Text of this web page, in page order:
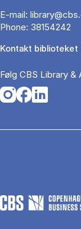
E-mail:
Phone: 38154242
Kontakt biblioteket
Følg CBS Library
Opens in a new tab
Opens in a new
Opens in a